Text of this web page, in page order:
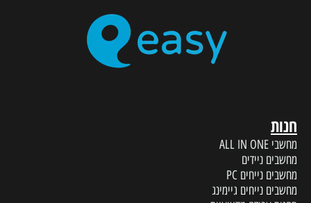
חנות
מחשבי ALL IN ONE
מחשבים ניידים
מחשבים נייחים PC
מחשבים נייחים גיימינג